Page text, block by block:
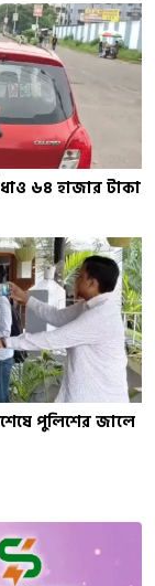
৬৪ হাজার টাকা
পুলিশের জালে